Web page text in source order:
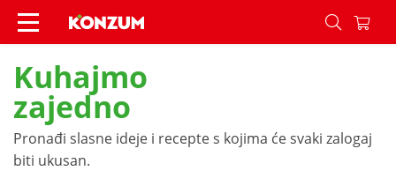
Recepti - Konzum
Kuhajmo
zajedno
Pronađi slasne ideje i recepte s kojima će svaki zalogaj
biti ukusan.